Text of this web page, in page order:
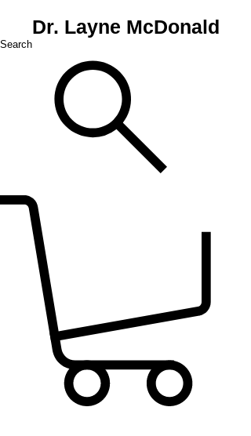
Dr. Layne McDonald
Search